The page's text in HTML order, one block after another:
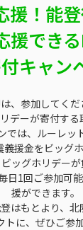
援！能
援でき
キャン
、参加してく
デーが寄付す
では、ルーレッ
援金をビッグ
ッグホリデー
日1回ご参加可
援ができます。
はもとより、
トに、ぜひご参